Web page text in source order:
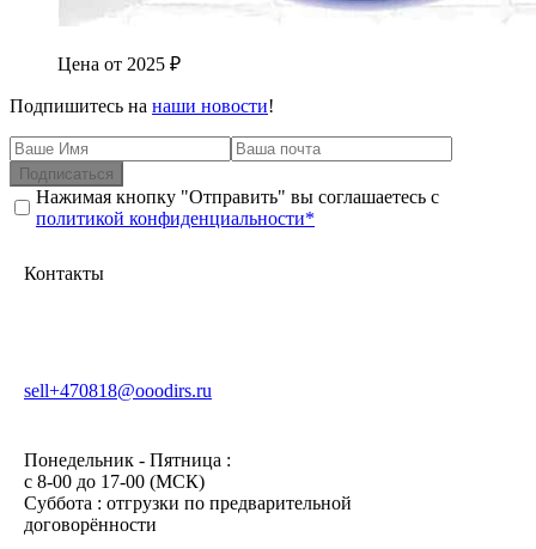
Цена от 2025 ₽
Подпишитесь на наши новости!
Подписаться
Нажимая кнопку "Отправить" вы соглашаетесь с
политикой конфиденциальности*
Контакты
sell+470818@ooodirs.ru
Понедельник - Пятница :
c 8-00 до 17-00 (МСК)
Суббота : отгрузки по предварительной
договорённости